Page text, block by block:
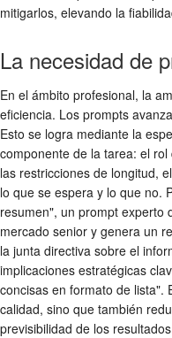
mitigarlos, elevando la
La necesidad de
En el ámbito profesional, la
eficiencia. Los prompts
Esto se logra mediante la
componente de la tarea: el
las restricciones de longitud,
lo que se espera y lo que no.
resumen", un prompt experto
mercado senior y genera un
la junta directiva sobre el
implicaciones estratégicas
concisas en formato de lista".
calidad, sino que también
previsibilidad de los